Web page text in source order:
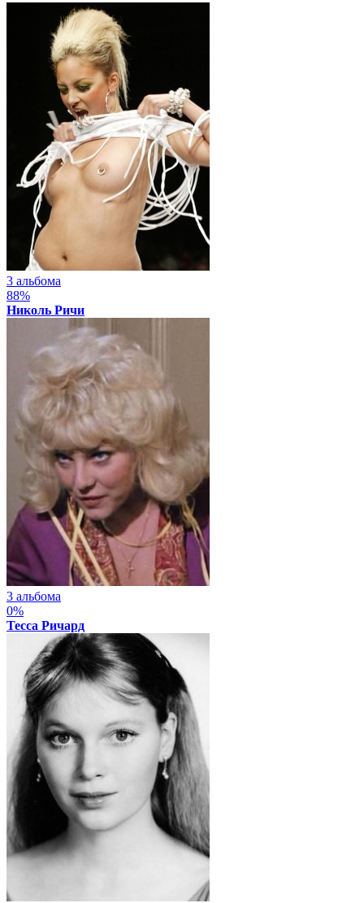
3 альбома
88%
Николь Ричи
3 альбома
0%
Тесса Ричард